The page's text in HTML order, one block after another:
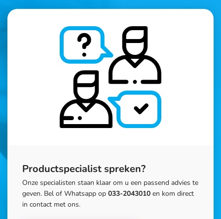
Productspecialist spreken?
Onze specialisten staan klaar om u een passend advies te
geven. Bel of Whatsapp op 033-2043010 en kom direct
in contact met ons.